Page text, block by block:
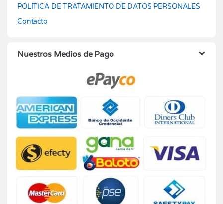
POLÍTICA DE TRATAMIENTO DE DATOS PERSONALES
Contacto
Nuestros Medios de Pago